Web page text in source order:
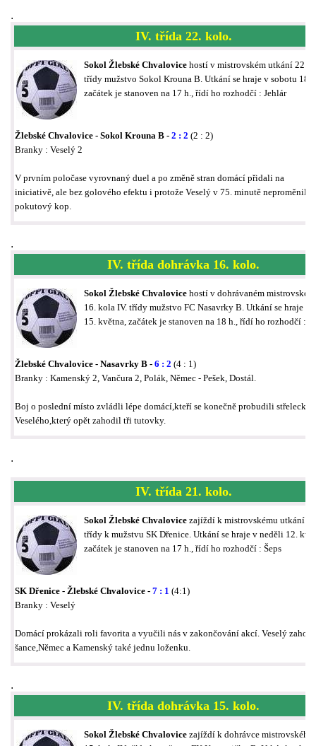
.
IV. třída 22. kolo.
Sokol Žlebské Chvalovice hostí v mistrovském utkání 22.
třídy mužstvo Sokol Krouna B. Utkání se hraje v sobotu 18.
začátek je stanoven na 17 h., řídí ho rozhodčí : Jehlár
Žlebské Chvalovice - Sokol Krouna B - 2 : 2 (2 : 2)
Branky : Veselý 2
V prvním poločase vyrovnaný duel a po změně stran domácí přidali na
iniciativě, ale bez golového efektu i protože Veselý v 75. minutě neproměnil
pokutový kop.
.
IV. třída dohrávka 16. kolo.
Sokol Žlebské Chvalovice hostí v dohrávaném
16. kola IV. třídy mužstvo FC Nasavrky B. Utkání se hraje ve
15. května, začátek je stanoven na 18 h., řídí ho rozhodčí :
Žlebské Chvalovice - Nasavrky B - 6 : 2 (4 : 1)
Branky : Kamenský 2, Vančura 2, Polák, Němec - Pešek, Dostál.
Boj o poslední místo zvládli lépe domácí,kteří se konečně probudili střelecky.
Veselého,který opět zahodil tři tutovky.
.
IV. třída 21. kolo.
Sokol Žlebské Chvalovice zajíždí k mistrovskému utkání
třídy k mužstvu SK Dřenice. Utkání se hraje v neděli 12.
začátek je stanoven na 17 h., řídí ho rozhodčí : Šeps
SK Dřenice - Žlebské Chvalovice - 7 : 1 (4:1)
Branky : Veselý
Domácí prokázali roli favorita a vyučili nás v zakončování akcí. Veselý
šance,Němec a Kamenský také jednu loženku.
.
IV. třída dohrávka 15. kolo.
Sokol Žlebské Chvalovice zajíždí k dohrávce mistrovského